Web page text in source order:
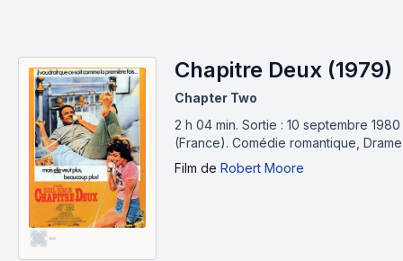
-
Chapitre Deux (1979)
Chapter Two
2 h 04 min. Sortie : 10 septembre 1980
(France). Comédie romantique, Drame
Film de Robert Moore